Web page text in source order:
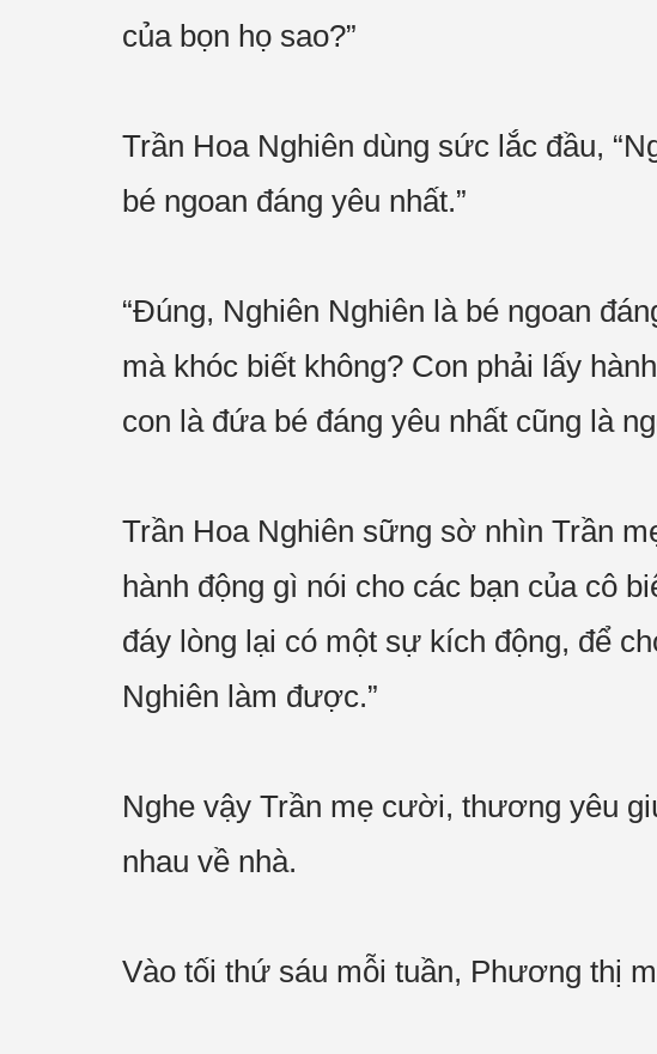
của bọn họ sao?”
Trần Hoa Nghiên dùng sức lắc đầu,
bé ngoan đáng yêu nhất.”
“Đúng, Nghiên Nghiên là bé ngoan
mà khóc biết không? Con phải lấy
con là đứa bé đáng yêu nhất cũng là
Trần Hoa Nghiên sững sờ nhìn Trần
hành động gì nói cho các bạn của cô
đáy lòng lại có một sự kích động, để
Nghiên làm được.”
Nghe vậy Trần mẹ cười, thương yêu
nhau về nhà.
Vào tối thứ sáu mỗi tuần, Phương thị